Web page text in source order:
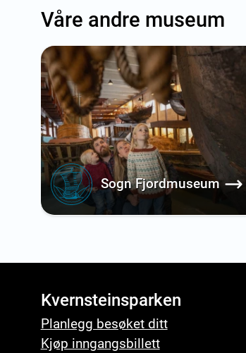
Våre andre museum
Tre tilfeldig utvalde museum
Sogn Fjordmuseum
Kvernsteinsparken
Planlegg besøket ditt
Kjøp inngangsbillett